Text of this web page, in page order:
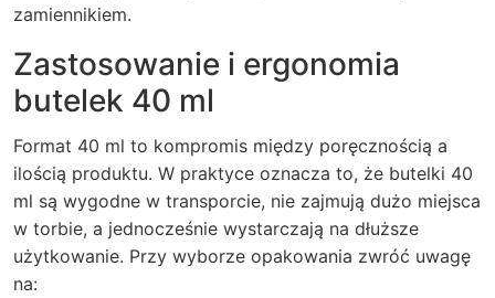
zamiennikiem.
Zastosowanie i ergonomia
butelek 40 ml
Format 40 ml to kompromis między poręcznością a
ilością produktu. W praktyce oznacza to, że butelki 40
ml są wygodne w transporcie, nie zajmują dużo miejsca
w torbie, a jednocześnie wystarczają na dłuższe
użytkowanie. Przy wyborze opakowania zwróć uwagę
na: